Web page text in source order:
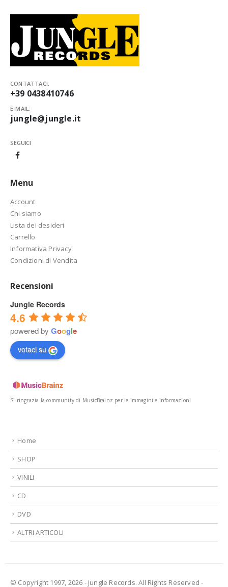
CONTATTACI:
+39 0438410746
E-MAIL:
jungle@jungle.it
SEGUICI
Menu
Account
Chi siamo
Lista dei desideri
Carrello
Informativa Privacy
Condizioni di Vendita
Recensioni
Jungle Records
4.6
powered by Google
votaci su
Si ringrazia la community di MusicBrainz per le immagini e informazioni
Home
SHOP
VINILI
CD
DVD
ALTRI ARTICOLI
© Copyright 1997, 2026 - Jungle Records. All Rights Reserved -